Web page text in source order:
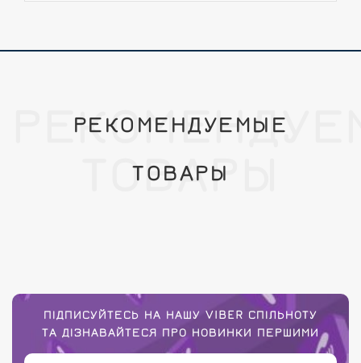
РЕКОМЕНДУЕМЫЕ
ТОВАРЫ
ТОВАРЫ
ПІДПИСУЙТЕСЬ НА НАШУ VIBER СПІЛЬНОТУ
ТА ДІЗНАВАЙТЕСЯ ПРО НОВИНКИ ПЕРШИМИ